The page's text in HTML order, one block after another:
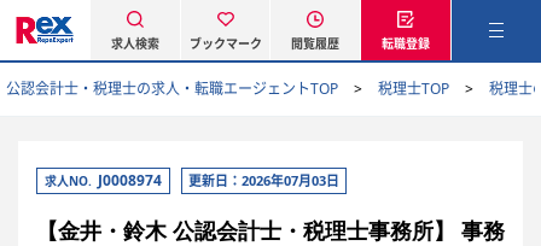
求人検索 ブックマーク 閲覧履歴 転職登録
公認会計士・税理士の求人・転職エージェントTOP 税理士TOP 税理士
求人NO. J0008974 更新日：2026年07月03日
【金井・鈴木 公認会計士・税理士事務所】 事務